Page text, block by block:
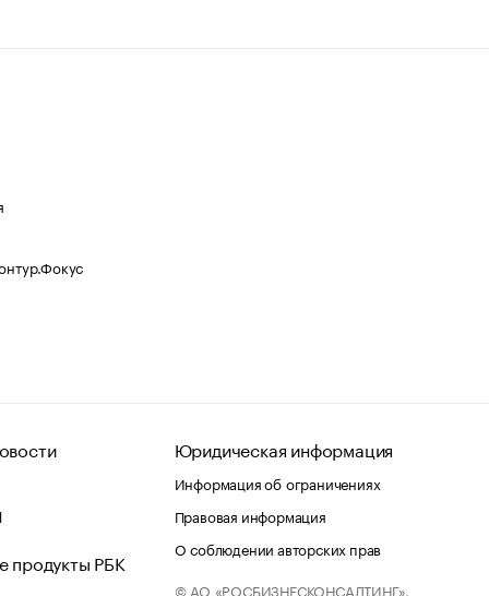
продукты РБК
Юридическая информация
Информация об ограничениях
Правовая информация
О соблюдении авторских прав
© АО «РОСБИЗНЕСКОНСАЛТИНГ»,